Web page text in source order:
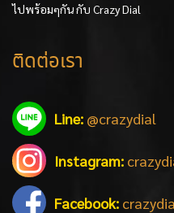
ไปพร้อมๆกัน กับ Crazy Dial
ติดต่อเรา
Line: @crazydial
Instagram:
Facebook: